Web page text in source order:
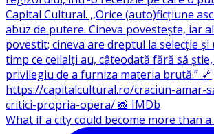
What if a city could become more than a